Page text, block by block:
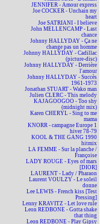
JENNIFER - Amour express
Joe COCKER - Unchain my
heart
Joe SATRIANI - I believe
John MELLENCAMP - Last
chance
Johnny HALLYDAY - Ça ne
change pas un homme
Johnny HALLYDAY - Cadillac
(picture-disc)
Johnny HALLYDAY - Derrière
l'amour
Johnny HALLYDAY - Succès
1961-1973
Jonathan STUART - Wako man
Julien CLERC - This melody
KAJAGOOGOO - Too shy
(midnight mix)
Karen CHERYL - Sing to me
mama
KNORR - campagne Europe 1
hiver 78-79
KOOL & THE GANG 1990
hitmix
LA FEMME - Sur la planche /
Françoise
LADY ROUGE - Eyes of mars
[DIOR]
LAURENT - Lady / Pharaon
Laurent VOULZY - Le soleil
donne
Lee LEWIS - French kiss [Test
Pressing]
Lenny KRAVITZ - Let love rule
Leon REDBONE - Gotta shake
that thing
Leon REDBONE - Play Gipsy